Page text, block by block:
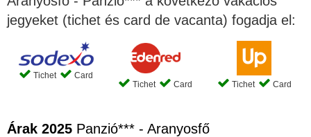
jegyeket (tichet és card de vacanta) fogadja el:
Tichet
Card
Tichet
Card Tichet Card
Árak 2025 Panzió*** - Aranyosfő